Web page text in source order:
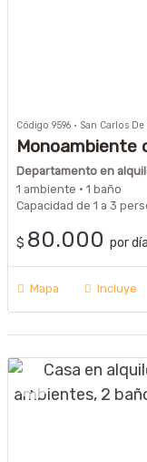
Código 9596 · San Carlos
Monoambiente
Departamento en
1 ambiente · 1 baño
Capacidad de 1 a 3
$ 80.000 por
Mapa Incluye